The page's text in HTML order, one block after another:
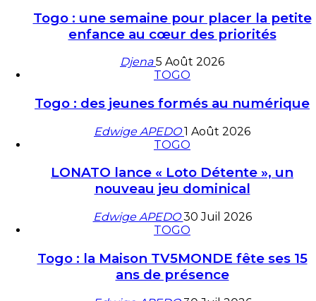
Togo : une semaine pour placer la petite
enfance au cœur des priorités
Djena5 Août 2026
TOGO
Togo : des jeunes formés au numérique
Edwige APEDO1 Août 2026
TOGO
LONATO lance « Loto Détente », un
nouveau jeu dominical
Edwige APEDO30 Juil 2026
TOGO
Togo : la Maison TV5MONDE fête ses 15
ans de présence